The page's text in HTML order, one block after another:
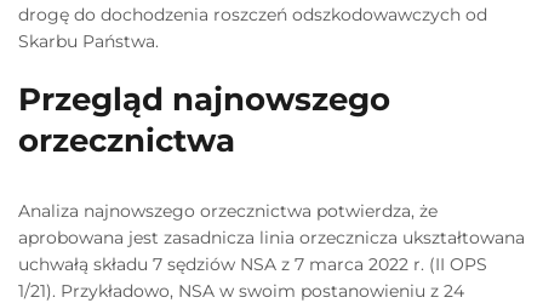
drogę do dochodzenia roszczeń odszkodowawczych od
Skarbu Państwa.
Przegląd najnowszego
orzecznictwa
Analiza najnowszego orzecznictwa potwierdza, że
aprobowana jest zasadnicza linia orzecznicza ukształtowana
uchwałą składu 7 sędziów NSA z 7 marca 2022 r. (II OPS
1/21). Przykładowo, NSA w swoim postanowieniu z 24